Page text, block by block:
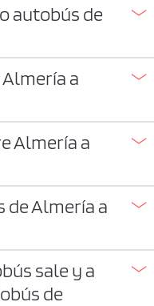
autobús de
a
Almería a
de Almería a
sale y a
de